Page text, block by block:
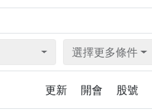
選擇更多條件
更新 開會 股號